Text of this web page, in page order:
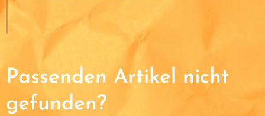
Passenden Artikel nicht
gefunden?